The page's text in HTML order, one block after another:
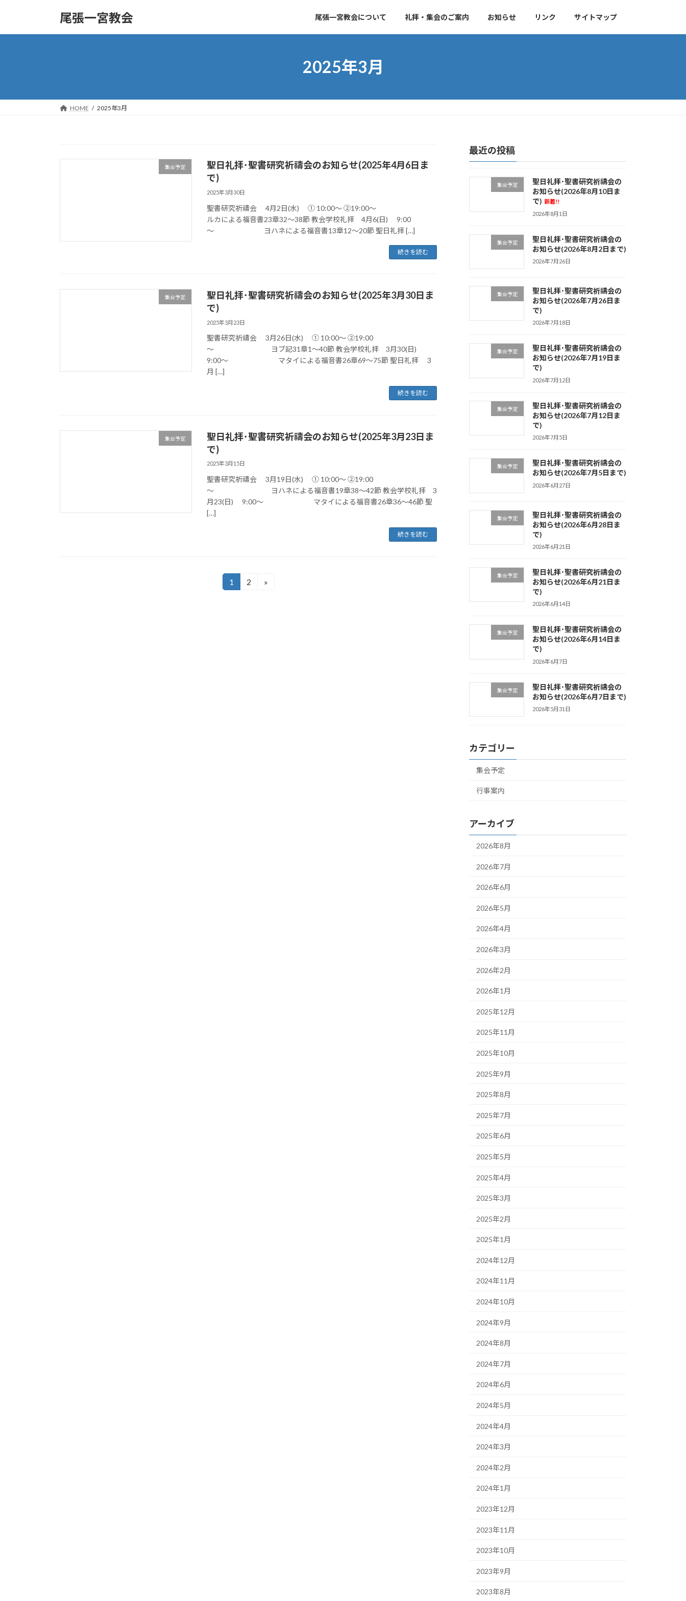
尾張一宮教会 尾張一宮教会について 礼拝・集会のご案内 お知らせ リンク サイトマップ
2025年3月
HOME 2025年3月
集会予定
聖日礼拝･聖書研究祈禱会のお知らせ(2025年4月6日ま
で)
2025年3月30日
聖書研究祈禱会 4月2日(水) ① 10:00～ ②19:00～
ルカによる福音書23章32〜38節 教会学校礼拝 4月6(日) 9:00
～ ヨハネによる福音書13章12〜20節 聖日礼拝 […]
続きを読む
集会予定
聖日礼拝･聖書研究祈禱会のお知らせ(2025年3月30日ま
で)
2025年3月23日
聖書研究祈禱会 3月26日(水) ① 10:00～ ②19:00
～ ヨブ記31章1〜40節 教会学校礼拝 3月30(日)
9:00～ マタイによる福音書26章69〜75節 聖日礼拝 3
月 […]
続きを読む
集会予定
聖日礼拝･聖書研究祈禱会のお知らせ(2025年3月23日ま
で)
2025年3月15日
聖書研究祈禱会 3月19日(水) ① 10:00～ ②19:00
～ ヨハネによる福音書19章38〜42節 教会学校礼拝 3
月23(日) 9:00～ マタイによる福音書26章36〜46節 聖
[…]
続きを読む
固
1
固
2 »
最近の投稿
集会予定
聖日礼拝･聖書研究祈禱会の
お知らせ(2026年8月10日ま
で) 新着!!
2026年8月1日
集会予定
聖日礼拝･聖書研究祈禱会の
お知らせ(2026年8月2日まで)
2026年7月26日
集会予定
聖日礼拝･聖書研究祈禱会の
お知らせ(2026年7月26日ま
で)
2026年7月18日
集会予定
聖日礼拝･聖書研究祈禱会の
お知らせ(2026年7月19日ま
で)
2026年7月12日
集会予定
聖日礼拝･聖書研究祈禱会の
お知らせ(2026年7月12日ま
で)
2026年7月5日
集会予定
聖日礼拝･聖書研究祈禱会の
お知らせ(2026年7月5日まで)
2026年6月27日
集会予定
聖日礼拝･聖書研究祈禱会の
お知らせ(2026年6月28日ま
で)
2026年6月21日
集会予定
聖日礼拝･聖書研究祈禱会の
お知らせ(2026年6月21日ま
で)
2026年6月14日
集会予定
聖日礼拝･聖書研究祈禱会の
お知らせ(2026年6月14日ま
で)
2026年6月7日
集会予定
聖日礼拝･聖書研究祈禱会の
お知らせ(2026年6月7日まで)
2026年5月31日
カテゴリー
集会予定
行事案内
アーカイブ
2026年8月
2026年7月
2026年6月
2026年5月
2026年4月
2026年3月
2026年2月
2026年1月
2025年12月
2025年11月
2025年10月
2025年9月
2025年8月
2025年7月
2025年6月
2025年5月
2025年4月
2025年3月
2025年2月
2025年1月
2024年12月
2024年11月
2024年10月
2024年9月
2024年8月
2024年7月
2024年6月
2024年5月
2024年4月
2024年3月
2024年2月
2024年1月
2023年12月
2023年11月
2023年10月
2023年9月
2023年8月